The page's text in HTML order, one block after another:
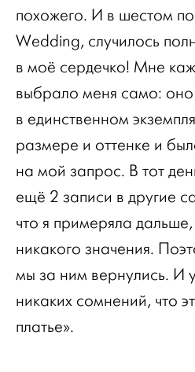
похожего. И в шестом
Wedding, случилось
в моё сердечко! Мне
выбрало меня само:
в единственном
размере и оттенке и
на мой запрос. В тот
ещё 2 записи в другие
что я примеряла
никакого значения.
мы за ним вернулись. И
никаких сомнений, что
платье».